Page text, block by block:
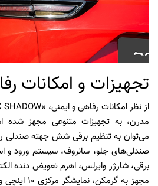
تجهیزات و امکانات
مدرن، به تجهیزات متنوعی مجهز شده
می‌توان به تنظیم برقی شش جهته صندلی
صندلی‌های جلو، سانروف، سیستم ورود و
برقی، شارژر وایرلس، اهرم تعویض دنده
مجهز به